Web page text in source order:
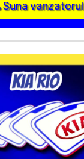
Suna vanzatorul